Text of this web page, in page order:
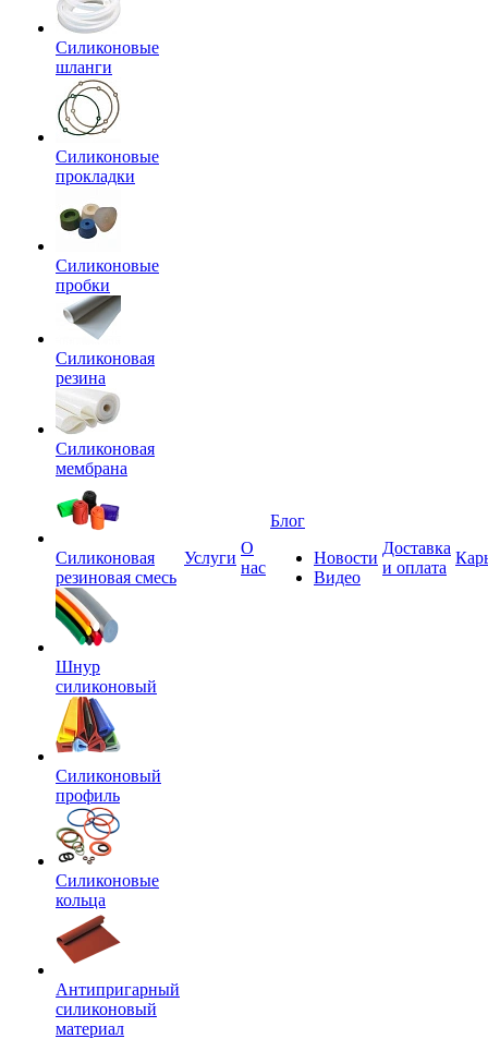
Силиконовые
шланги
Силиконовые
прокладки
Силиконовые
пробки
Силиконовая
резина
Силиконовая
мембрана
Силиконовая
резиновая смесь
Шнур
силиконовый
Силиконовый
профиль
Силиконовые
кольца
Антипригарный
силиконовый
материал
Услуги
О
нас
Блог
Новости
Видео
Доставка
и оплата